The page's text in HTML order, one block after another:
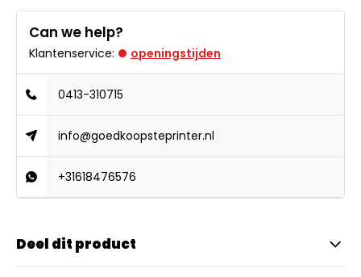
Can we help?
Klantenservice: openingstijden
0413-310715
info@goedkoopsteprinter.nl
+31618476576
Deel dit product